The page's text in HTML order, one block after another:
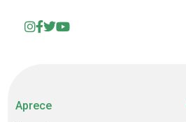
Aprece